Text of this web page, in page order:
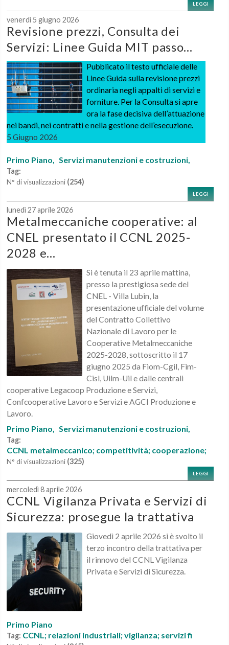
LEGGI
venerdì 5 giugno 2026
Revisione prezzi, Consulta dei
Servizi: Linee Guida MIT passo...
Pubblicato il testo ufficiale delle
Linee Guida sulla revisione prezzi
ordinaria negli appalti di servizi e
forniture. Per la Consulta si apre
ora la fase decisiva dell’attuazione
nei bandi, nei contratti e nella gestione dell’esecuzione.
5 Giugno 2026
Primo Piano, Servizi manutenzioni e costruzioni,
Tag:
N° di visualizzazioni (254)
LEGGI
lunedì 27 aprile 2026
Metalmeccaniche cooperative: al
CNEL presentato il CCNL 2025-
2028 e...
Si è tenuta il 23 aprile mattina,
presso la prestigiosa sede del
CNEL - Villa Lubin, la
presentazione ufficiale del volume
del Contratto Collettivo
Nazionale di Lavoro per le
Cooperative Metalmeccaniche
2025-2028, sottoscritto il 17
giugno 2025 da Fiom-Cgil, Fim-
Cisl, Uilm-Uil e dalle centrali
cooperative Legacoop Produzione e Servizi,
Confcooperative Lavoro e Servizi e AGCI Produzione e
Lavoro.
Primo Piano, Servizi manutenzioni e costruzioni,
Tag:
CCNL metalmeccanico; competitività; cooperazione;
N° di visualizzazioni (325)
LEGGI
mercoledì 8 aprile 2026
CCNL Vigilanza Privata e Servizi di
Sicurezza: prosegue la trattativa
Giovedì 2 aprile 2026 si è svolto il
terzo incontro della trattativa per
il rinnovo del CCNL Vigilanza
Privata e Servizi di Sicurezza.
Primo Piano
Tag: CCNL; relazioni industriali; vigilanza; servizi fi